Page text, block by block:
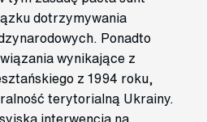
dotrzymywania
Ponadto
wynikające z
z 1994 roku,
terytorialną Ukrainy.
interwencja na